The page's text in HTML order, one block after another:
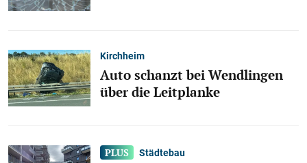
Kirchheim
Auto schanzt bei Wendlingen
über die Leitplanke
Städtebau